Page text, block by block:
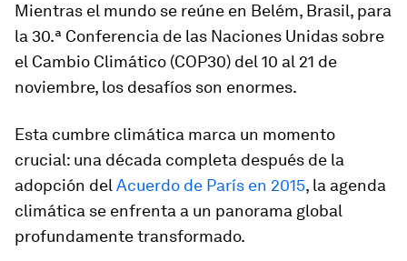
Mientras el mundo se reúne en Belém, Brasil, para
la 30.ª Conferencia de las Naciones Unidas sobre
el Cambio Climático (COP30) del 10 al 21 de
noviembre, los desafíos son enormes.
Esta cumbre climática marca un momento
crucial: una década completa después de la
adopción del Acuerdo de París en 2015, la agenda
climática se enfrenta a un panorama global
profundamente transformado.